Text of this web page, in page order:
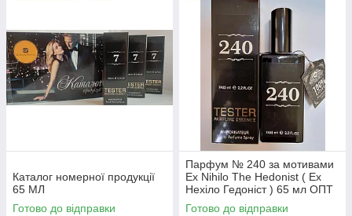
Каталог номерної продукції
65 МЛ
Готово до відправки
Парфум № 240 за мотивами
Ex Nihilo The Hedonist ( Ех
Нехіло Гедоніст ) 65 мл ОПТ
Готово до відправки